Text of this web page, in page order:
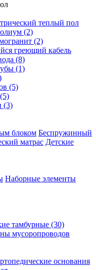
теплый пол
(2)
(2)
греющий кабель
(8)
(1)
(5)
(3)
блоком Беспружинный
матрас Детские
Наборные элементы
тамбурные (30)
мусоропроводов
основания